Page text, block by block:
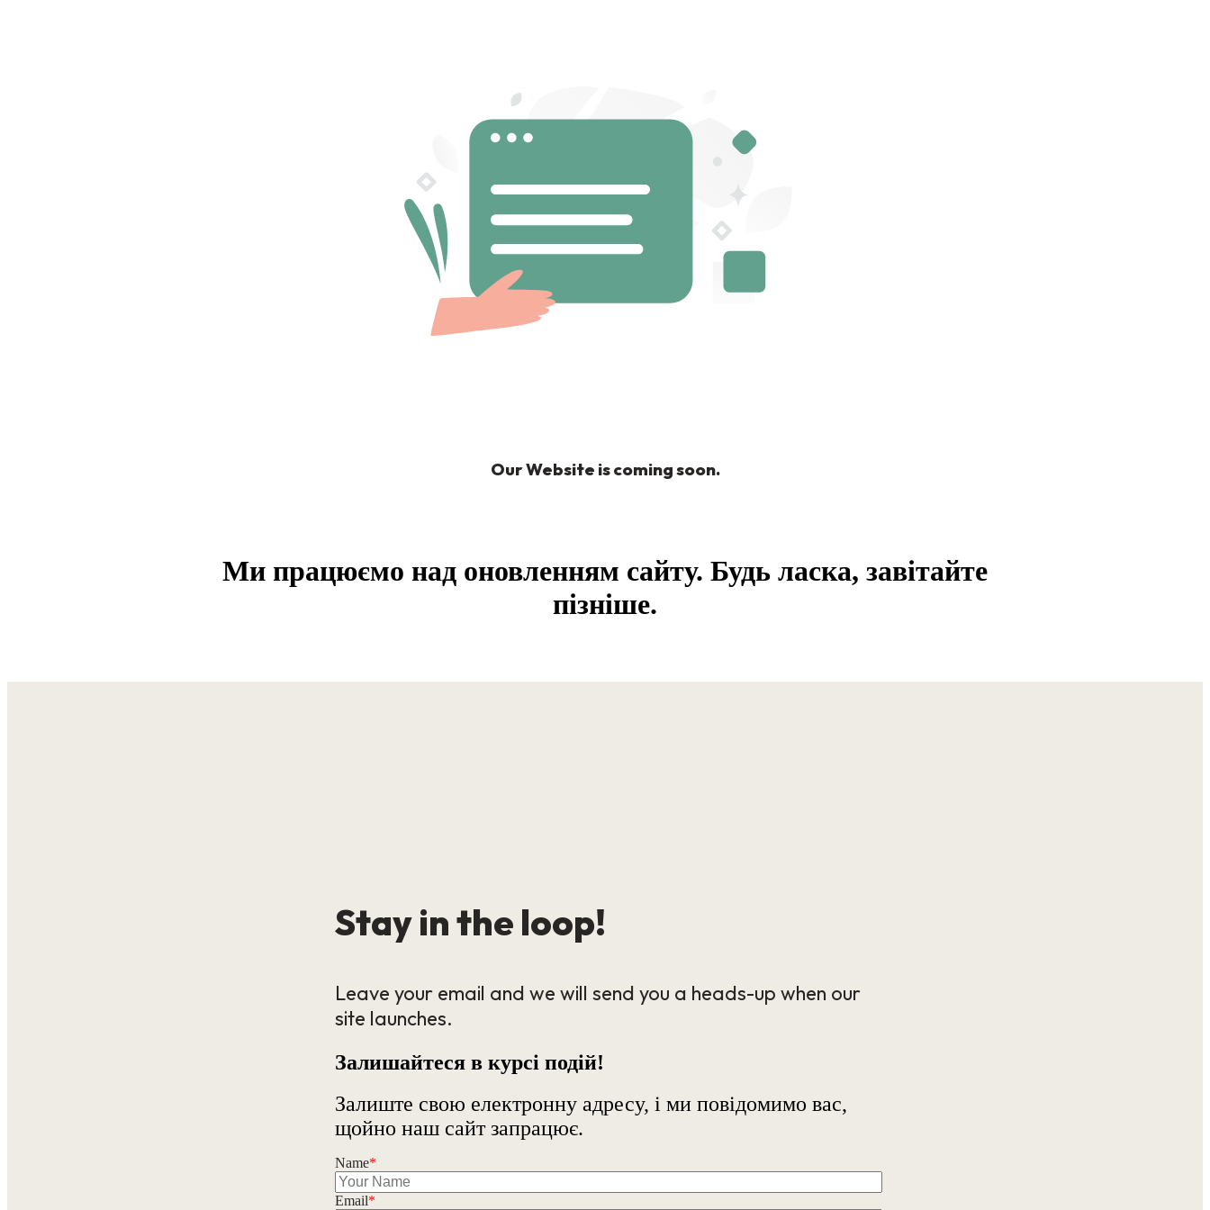
Our Website is coming soon.
Ми працюємо над оновленням сайту. Будь ласка, завітайте
пізніше.
Stay in the loop!
Leave your email and we will send you a heads-up when our
site launches.
Залишайтеся в курсі подій!
Залиште свою електронну адресу, і ми повідомимо вас,
щойно наш сайт запрацює.
Name*
Email*